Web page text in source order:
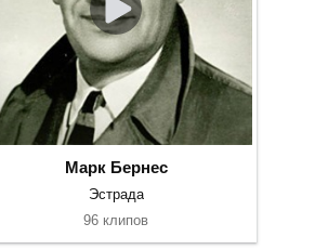
Марк Бернес
Эстрада
96 клипов